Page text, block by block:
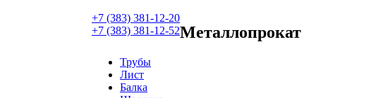
+7 (383) 381-12-20
+7 (383) 381-12-52Металлопрокат
Трубы
Лист
Балка